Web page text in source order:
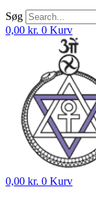
Søg
0,00 kr. 0 Kurv
0,00 kr. 0 Kurv